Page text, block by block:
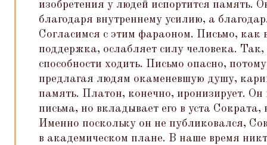
изобретения у людей испортится память.
благодаря внутреннему усилию, а
Согласимся с этим фараоном. Письмо, как
поддержка, ослабляет силу человека. Так,
способности ходить. Письмо опасно,
предлагая людям окаменевшую душу,
память. Платон, конечно, иронизирует. Он
письма, но вкладывает его в уста
Именно поскольку он не публиковался,
в академическом плане. В наше время